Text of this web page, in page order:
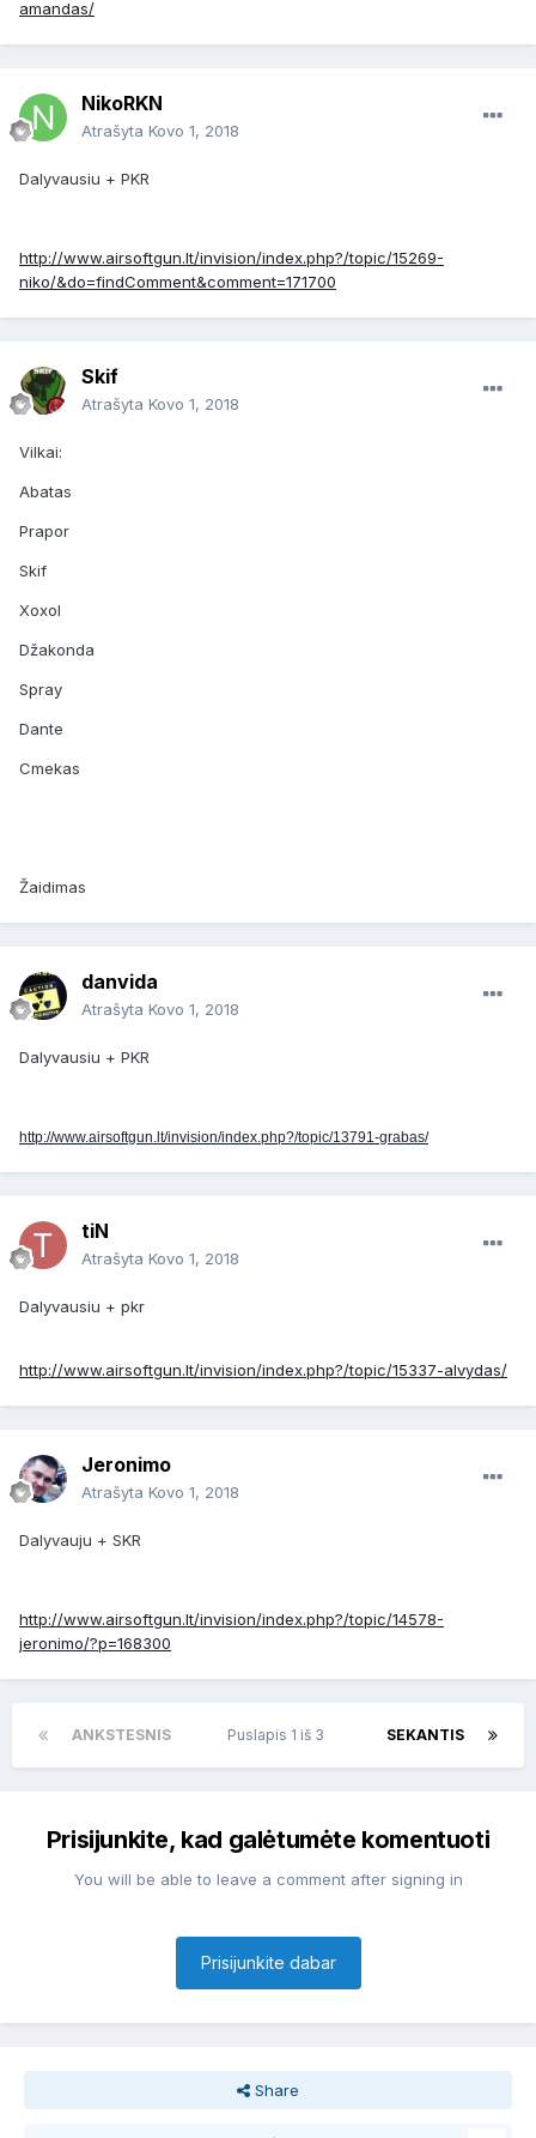
amandas/
NikoRKN
Atrašyta Kovo 1, 2018
Dalyvausiu + PKR
http://www.airsoftgun.lt/invision/index.php?/topic/15269-
niko/&do=findComment&comment=171700
Skif
Atrašyta Kovo 1, 2018
Vilkai:
Abatas
Prapor
Skif
Xoxol
Džakonda
Spray
Dante
Cmekas
Žaidimas
danvida
Atrašyta Kovo 1, 2018
Dalyvausiu + PKR
http://www.airsoftgun.lt/invision/index.php?/topic/13791-grabas/
tiN
Atrašyta Kovo 1, 2018
Dalyvausiu + pkr
http://www.airsoftgun.lt/invision/index.php?/topic/15337-alvydas/
Jeronimo
Atrašyta Kovo 1, 2018
Dalyvauju + SKR
http://www.airsoftgun.lt/invision/index.php?/topic/14578-
jeronimo/?p=168300
ANKSTESNIS SEKANTIS
Puslapis 1 iš 3
Prisijunkite, kad galėtumėte komentuoti
You will be able to leave a comment after signing in
Prisijunkite dabar
Share